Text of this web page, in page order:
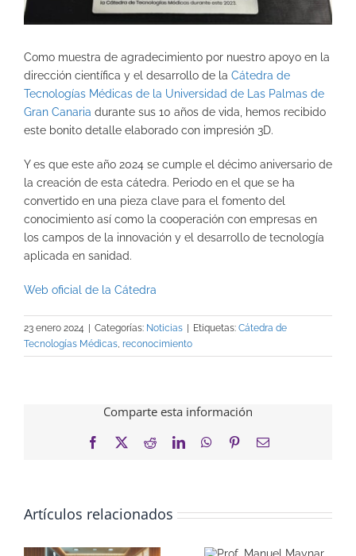
Como muestra de agradecimiento por nuestro apoyo en la
dirección científica y el desarrollo de la Cátedra de
Tecnologías Médicas de la Universidad de Las Palmas de
Gran Canaria durante sus 10 años de vida, hemos recibido
este bonito detalle elaborado con impresión 3D.
Y es que este año 2024 se cumple el décimo aniversario de
la creación de esta cátedra. Periodo en el que se ha
convertido en una pieza clave para el fomento del
conocimiento así como la cooperación con empresas en
los campos de la innovación y el desarrollo de tecnología
aplicada en sanidad.
Web oficial de la Cátedra
23 enero 2024 Categorías: Noticias Etiquetas: Cátedra de
Tecnologías Médicas, reconocimiento
Comparte esta información
Facebook RedditLinkedInWhatsApp
PinterestCorreo
Artículos relacionados